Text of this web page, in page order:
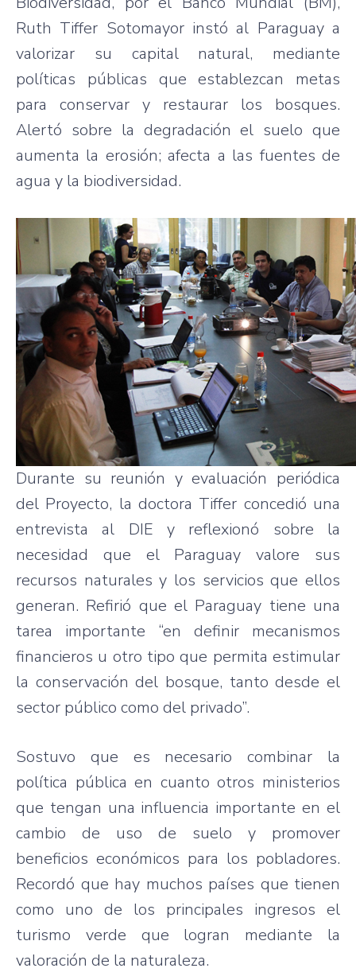
Ruth Tiffer Sotomayor instó al Paraguay a
valorizar su capital natural, mediante
políticas públicas que establezcan metas
para conservar y restaurar los bosques.
Alertó sobre la degradación el suelo que
aumenta la erosión; afecta a las fuentes de
agua y la biodiversidad.
Durante su reunión y evaluación periódica
del Proyecto, la doctora Tiffer concedió una
entrevista al DIE y reflexionó sobre la
necesidad que el Paraguay valore sus
recursos naturales y los servicios que ellos
generan. Refirió que el Paraguay tiene una
tarea importante “en definir mecanismos
financieros u otro tipo que permita estimular
la conservación del bosque, tanto desde el
sector público como del privado”.
Sostuvo que es necesario combinar la
política pública en cuanto otros ministerios
que tengan una influencia importante en el
cambio de uso de suelo y promover
beneficios económicos para los pobladores.
Recordó que hay muchos países que tienen
como uno de los principales ingresos el
turismo verde que logran mediante la
valoración de la naturaleza.